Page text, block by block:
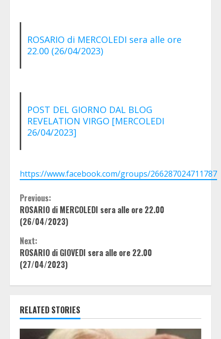
ROSARIO di MERCOLEDI sera alle ore
22.00 (26/04/2023)
POST DEL GIORNO DAL BLOG
REVELATION VIRGO [MERCOLEDI
26/04/2023]
https://www.facebook.com/groups/266287024711787
Continue
Reading
Previous:
ROSARIO di MERCOLEDI sera alle ore 22.00
(26/04/2023)
Next:
ROSARIO di GIOVEDI sera alle ore 22.00
(27/04/2023)
RELATED STORIES